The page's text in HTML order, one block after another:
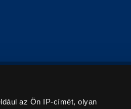
az Ön IP-címét, olyan